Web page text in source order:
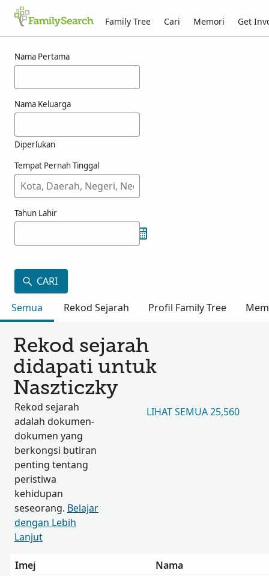
Family Tree Cari Memori Get
Nama Pertama
Nama Keluarga
Diperlukan
Tempat Pernah Tinggal
Tahun Lahir
CARI
Semua
Rekod Sejarah Profil Family Tree
Rekod sejarah
didapati untuk
Naszticzky
Rekod sejarah
adalah dokumen-
dokumen yang
berkongsi butiran
penting tentang
peristiwa
kehidupan
seseorang. Belajar
dengan Lebih
Lanjut
LIHAT SEMUA 25,560
Imej
Nama